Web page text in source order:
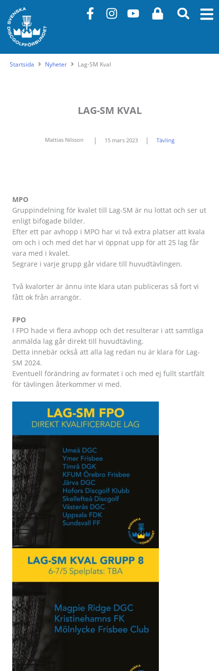
innehåll
F
a
b
o
-
f
I
n
a
m
Y
o
u
L
o
Startsida Nyheter Lag-SM Kval
LAG-SM KVAL
Mattias Nilsson | 15 mars 2023 | Tävling
MPO
Gruppindelning för kvalet till Lag-SM är nu lottat och ser ut
enligt bifogade bilder.
Efter ett par avhopp i MPO har vi två extra platser att kvala
om och i och med det har vi öppnat upp för att 25 lag får
vara med i kvalet.
Segrare i varje grupp går vidare till huvudtävlingen.
Två kvalorter är ännu inte klara utan publiceras så fort vi
fått ok från arrangör.
FPO
I FPO hade vi flera avhopp och det resulterar i att samtliga
anmälda lag går direkt till huvudtävling.
Detta innebär också att alla lag redan nu är klara för Lag-
SM 2024.
Eventuell förändring av formatet i och med ej fullt startfält
för tävlingen återkommer vi med.